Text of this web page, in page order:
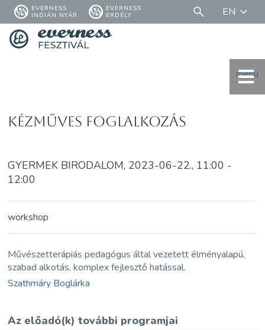
EVERNESS
INDIÁN NYÁR
EVERNESS
ERDÉLY
EN
menü
Kézműves foglalkozás
GYERMEK BIRODALOM, 2023-06-22., 11:00 -
12:00
workshop
Művészetterápiás pedagógus által vezetett élményalapú,
szabad alkotás, komplex fejlesztő hatással.
Szathmáry Boglárka
Az előadó(k) további programjai